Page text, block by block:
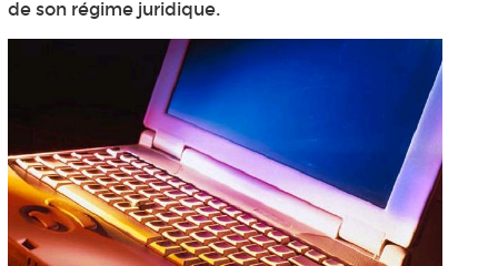
de son régime juridique.